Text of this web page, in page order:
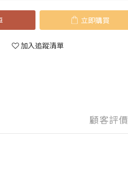
立即購買
加入追蹤清單
顧客評價